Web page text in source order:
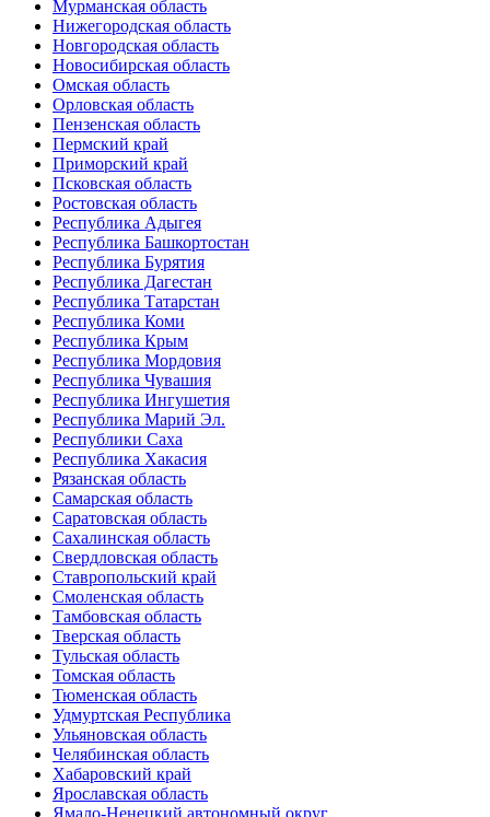
Мурманская область
Нижегородская область
Новгородская область
Новосибирская область
Омская область
Орловская область
Пензенская область
Пермский край
Приморский край
Псковская область
Ростовская область
Республика Адыгея
Республика Башкортостан
Республика Бурятия
Республика Дагестан
Республика Татарстан
Республика Коми
Республика Крым
Республика Мордовия
Республика Чувашия
Республика Ингушетия
Республика Марий Эл.
Республики Саха
Республика Хакасия
Рязанская область
Самарская область
Саратовская область
Сахалинская область
Свердловская область
Ставропольский край
Смоленская область
Тамбовская область
Тверская область
Тульская область
Томская область
Тюменская область
Удмуртская Республика
Ульяновская область
Челябинская область
Хабаровский край
Ярославская область
Ямало-Ненецкий автономный округ